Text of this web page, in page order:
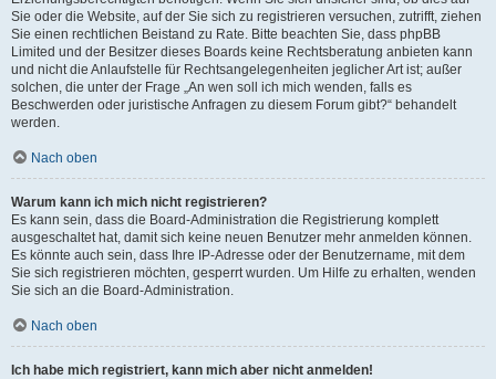
Sie oder die Website, auf der Sie sich zu registrieren versuchen, zutrifft, ziehen
Sie einen rechtlichen Beistand zu Rate. Bitte beachten Sie, dass phpBB
Limited und der Besitzer dieses Boards keine Rechtsberatung anbieten kann
und nicht die Anlaufstelle für Rechtsangelegenheiten jeglicher Art ist; außer
solchen, die unter der Frage „An wen soll ich mich wenden, falls es
Beschwerden oder juristische Anfragen zu diesem Forum gibt?“ behandelt
werden.
Nach oben
Warum kann ich mich nicht registrieren?
Es kann sein, dass die Board-Administration die Registrierung komplett
ausgeschaltet hat, damit sich keine neuen Benutzer mehr anmelden können.
Es könnte auch sein, dass Ihre IP-Adresse oder der Benutzername, mit dem
Sie sich registrieren möchten, gesperrt wurden. Um Hilfe zu erhalten, wenden
Sie sich an die Board-Administration.
Nach oben
Ich habe mich registriert, kann mich aber nicht anmelden!